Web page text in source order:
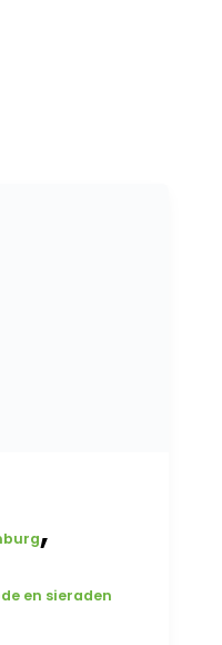
,
en sieraden